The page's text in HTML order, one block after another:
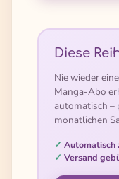
Diese
Nie wieder
Manga-Abo
automatisch –
monatlichen
Automatisch
Versand